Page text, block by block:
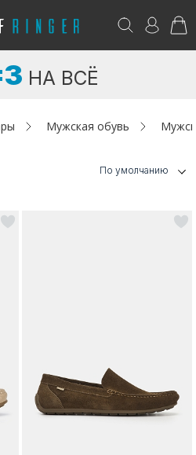
НА ВСЁ
Мужская обувь
По умолчанию